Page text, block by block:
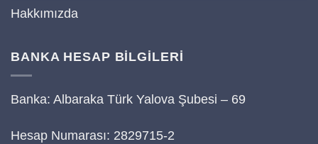
Hakkımızda
BANKA HESAP BİLGİLERİ
Banka: Albaraka Türk Yalova Şubesi – 69
Hesap Numarası: 2829715-2